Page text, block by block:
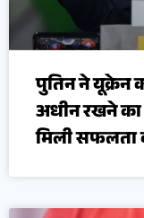
पुतिन ने यूक्रेन
अधीन रखने का
मिली सफलता